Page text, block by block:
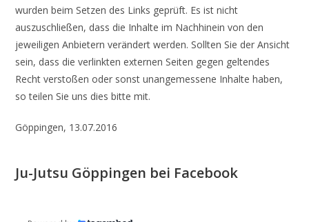
wurden beim Setzen des Links geprüft. Es ist nicht
auszuschließen, dass die Inhalte im Nachhinein von den
jeweiligen Anbietern verändert werden. Sollten Sie der Ansicht
sein, dass die verlinkten externen Seiten gegen geltendes
Recht verstoßen oder sonst unangemessene Inhalte haben,
so teilen Sie uns dies bitte mit.
Göppingen, 13.07.2016
Ju-Jutsu Göppingen bei Facebook